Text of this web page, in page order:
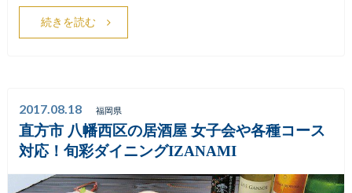
続きを読む
2017.08.18 福岡県
直方市 八幡西区の居酒屋 女子会や各種コース
対応！旬彩ダイニングIZANAMI